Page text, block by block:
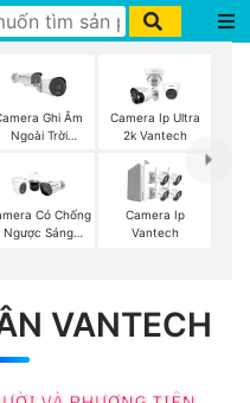
Ghi Âm
Ngoài Trời
Camera Ip Ultra
2k Vantech
Có Chống
Ngược Sáng
Camera Ip
Vantech
VANTECH